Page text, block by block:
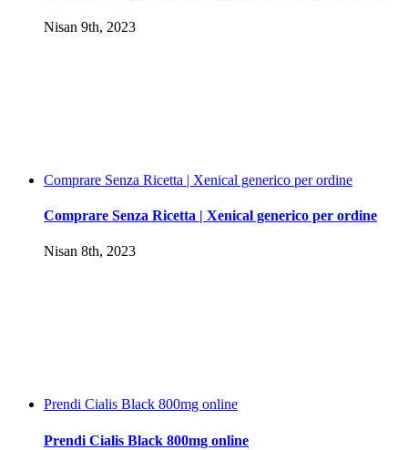
Nisan 9th, 2023
Comprare Senza Ricetta | Xenical generico per ordine
Comprare Senza Ricetta | Xenical generico per ordine
Nisan 8th, 2023
Prendi Cialis Black 800mg online
Prendi Cialis Black 800mg online